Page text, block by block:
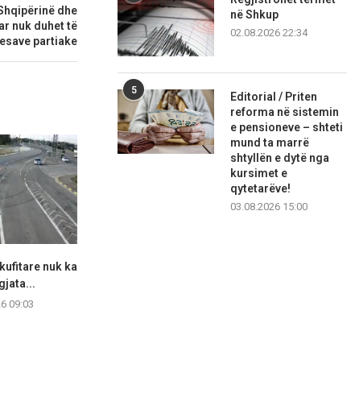
dhe
nuk duhet të
partiake
nuk ka
09:03
në Shkup
02.08.2026 22:34
5
Editorial / Priten
reforma në sistemin
e pensioneve – shteti
mund ta marrë
shtyllën e dytë nga
kursimet e
qytetarëve!
03.08.2026 15:00